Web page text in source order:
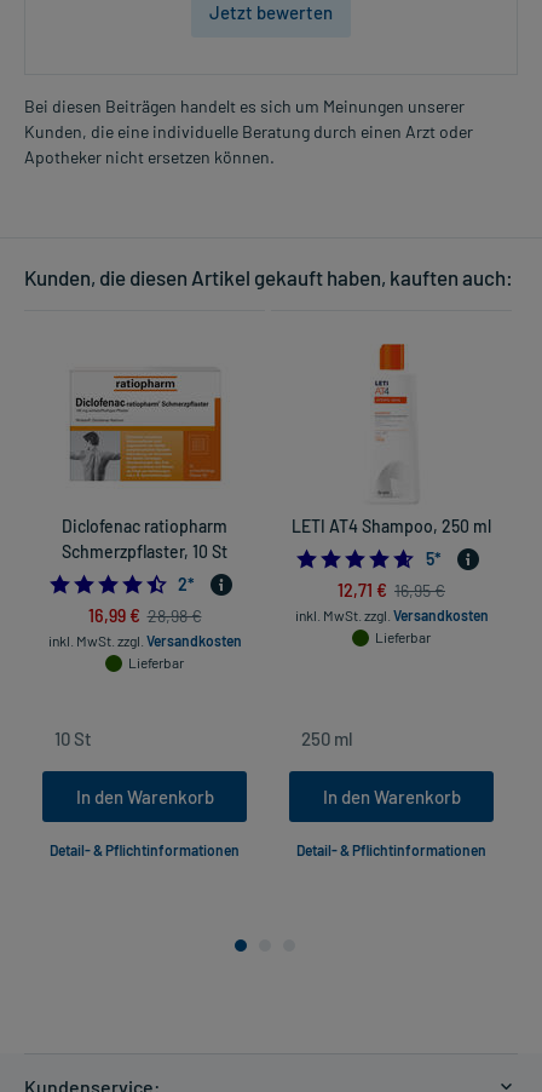
Jetzt bewerten
Bei diesen Beiträgen handelt es sich um Meinungen unserer
Kunden, die eine individuelle Beratung durch einen Arzt oder
Apotheker nicht ersetzen können.
Kunden, die diesen Artikel gekauft haben, kauften auch:
Diclofenac ratiopharm
Schmerzpflaster, 10 St
4.5
2*
16,99 € 28,98 €
inkl. MwSt. zzgl. Versandkosten
Lieferbar
In den Warenkorb
Detail- & Pflichtinformationen
LETI AT4 Shampoo, 250 ml
4.6
5*
12,71 € 16,95 €
inkl. MwSt. zzgl. Versandkosten
Lieferbar
In den Warenkorb
Detail- & Pflichtinformationen
Kundenservice: